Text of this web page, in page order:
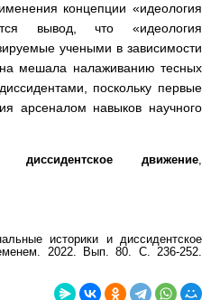
концепции «идеология
вывод, что «идеология
учеными в зависимости
мешала налаживанию тесных
поскольку первые
арсеналом навыков научного
диссидентское движение,
историки и диссидентское
2022. Вып. 80. С. 236-252.